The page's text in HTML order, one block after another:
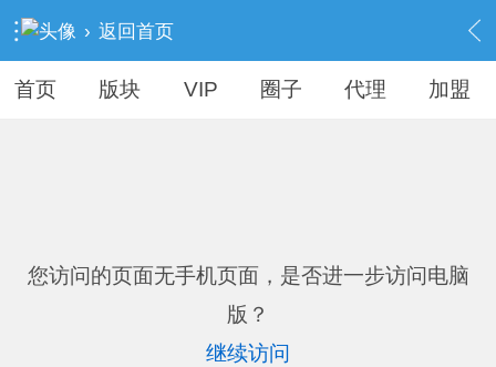
› 返回首页
首页 版块 VIP 圈子 代理 加盟
您访问的页面无手机页面，是否进一步访问电脑
版？
继续访问